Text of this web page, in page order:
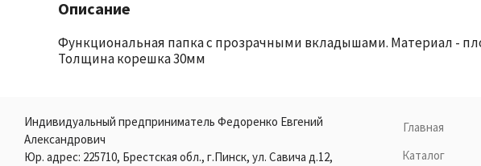
Описание
Функциональная папка с прозрачными вкладышами. Материал -
Толщина корешка 30мм
Индивидуальный предприниматель Федоренко Евгений
Александрович
Юр. адрес: 225710, Брестская обл., г.Пинск, ул. Савича д.12,
Главная
Каталог